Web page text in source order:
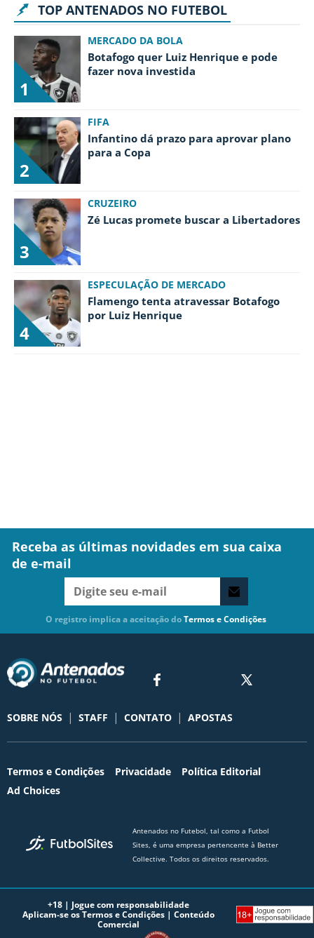
TOP ANTENADOS NO FUTEBOL
1
MERCADO DA BOLA
Botafogo quer Luiz Henrique e pode
fazer nova investida
2
FIFA
Infantino dá prazo para aprovar plano
para a Copa
3
CRUZEIRO
Zé Lucas promete buscar a Libertadores
4
ESPECULAÇÃO DE MERCADO
Flamengo tenta atravessar Botafogo
por Luiz Henrique
Receba as últimas novidades em sua caixa
de e-mail
O registro implica a aceitação doTermos e Condições
SOBRE NÓS | STAFF | CONTATO | APOSTAS
Termos e Condições Privacidade
Política Editorial
Ad Choices
Antenados no Futebol, tal como a Futbol
Sites, é uma empresa pertencente à Better
Collective. Todos os direitos reservados.
+18 | Jogue com responsabilidade
Aplicam-se os Termos e Condições | Conteúdo
Comercial